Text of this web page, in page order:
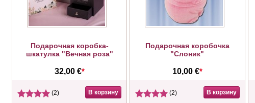
Подарочная коробка-
шкатулка "Вечная роза"
32,00 €*
(2) В корзину
Подарочная коробочка
"Слоник"
10,00 €*
(2) В корзину